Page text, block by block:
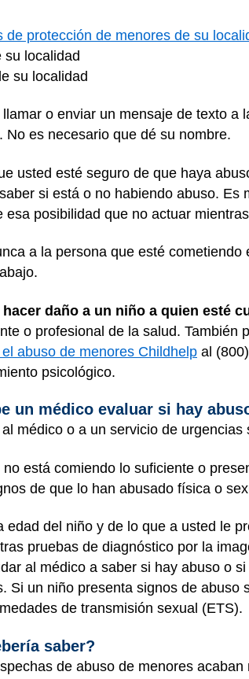
de protección de menores de su
su localidad
su localidad
o enviar un mensaje de texto a
No es necesario que dé su nombre.
usted esté seguro de que haya
si está o no habiendo abuso.
esa posibilidad que no actuar
a la persona que esté
daño a un niño a quien esté
o profesional de la salud. También
abuso de menores Childhelp al
psicológico.
un médico evaluar si hay
médico o a un servicio de urgencias
está comiendo lo suficiente o
de que lo han abusado física o
edad del niño y de lo que a usted le
pruebas de diagnóstico por la
al médico a saber si hay abuso o
Si un niño presenta signos de
de transmisión sexual (ETS).
saber?
de abuso de menores